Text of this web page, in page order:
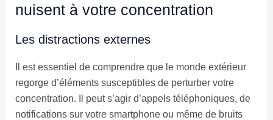
nuisent à votre concentration
Les distractions externes
Il est essentiel de comprendre que le monde extérieur
regorge d’éléments susceptibles de perturber votre
concentration. Il peut s’agir d’appels téléphoniques, de
notifications sur votre smartphone ou même de bruits